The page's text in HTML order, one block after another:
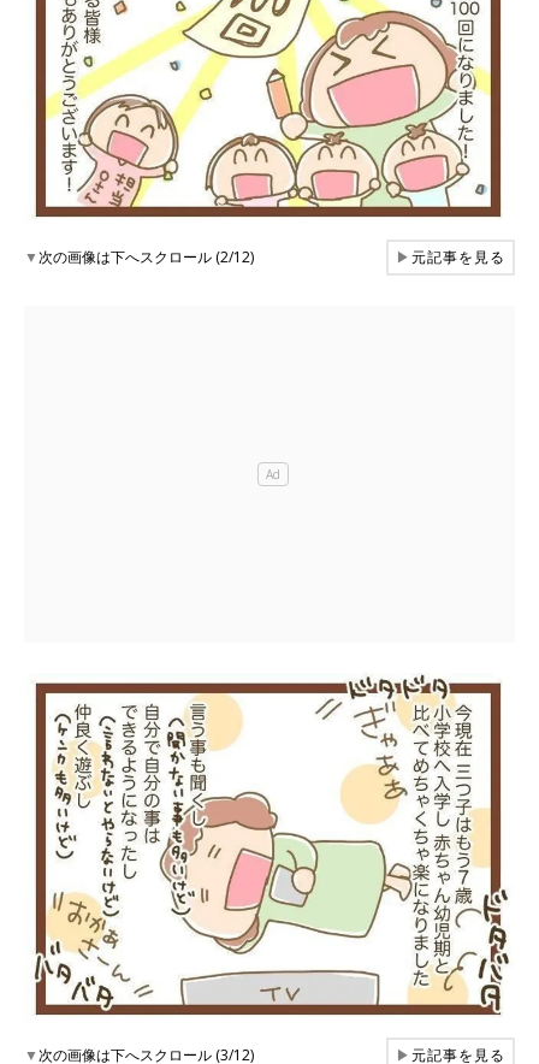
▼次の画像は下へスクロール (2/12) ▶元記事を見る
▼次の画像は下へスクロール (3/12) ▶元記事を見る